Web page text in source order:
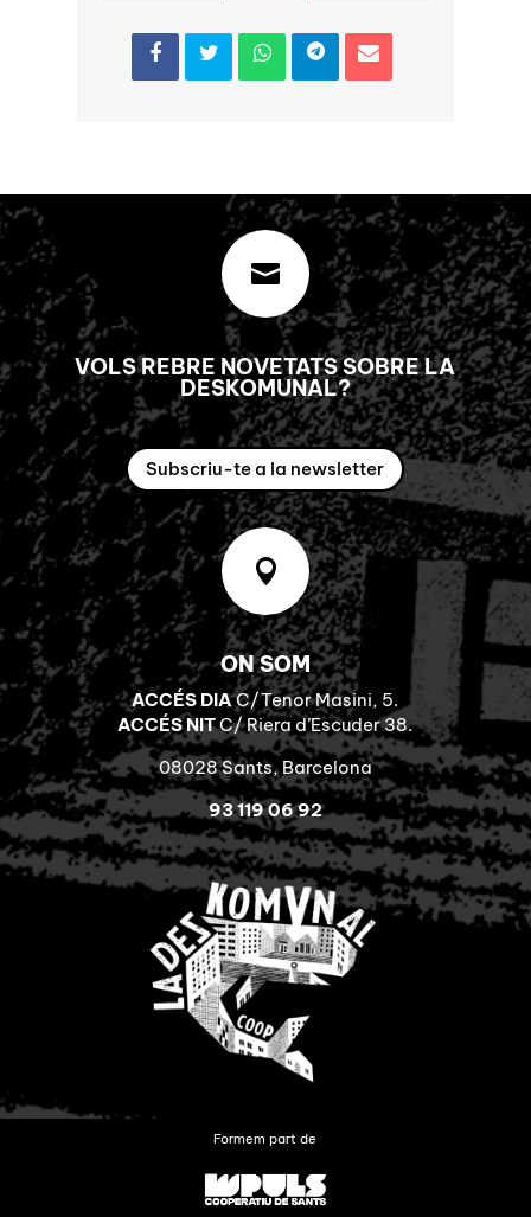

VOLS REBRE NOVETATS SOBRE LA
DESKOMUNAL?
Subscriu-te a la newsletter

ON SOM
ACCÉS DIAC/Tenor Masini, 5.
ACCÉS NITC/ Riera d’Escuder 38.
08028 Sants, Barcelona
93 119 06 92
Formem part de